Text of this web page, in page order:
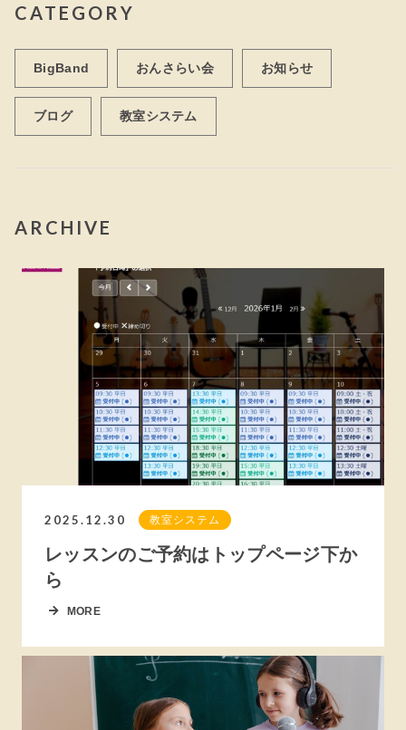
CATEGORY
BigBand おんさらい会 お知らせ
ブログ 教室システム
ARCHIVE
2025.12.30 教室システム
レッスンのご予約はトップページ下か
ら
MORE